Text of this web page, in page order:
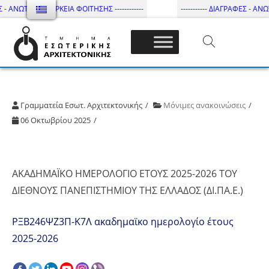
ΑΝΩΤΑΤΗ ΔΙΑΡΚΕΙΑ ΦΟΙΤΗΣΗΣ ------------ ----------- ΔΙΑΓΡΑΦΕΣ -
Τμήμα Εσωτ. Αρχιτεκτονικής – ΔΙ.ΠΑ.Ε
Γραμματεία Εσωτ. Αρχιτεκτονικής
Μόνιμες ανακοινώσεις
06 Οκτωβρίου 2025
ΑΚΑΔΗΜΑΪΚΟ ΗΜΕΡΟΛΟΓΙΟ ΕΤΟΥΣ 2025-2026 ΤΟΥ
ΔΙΕΘΝΟΥΣ ΠΑΝΕΠΙΣΤΗΜΙΟΥ ΤΗΣ ΕΛΛΑΔΟΣ (ΔΙ.ΠΑ.Ε.)
ΡΞΒ246ΨΖ3Π-Κ7Λ ακαδημαϊκο ημερολογίο έτους
2025-2026